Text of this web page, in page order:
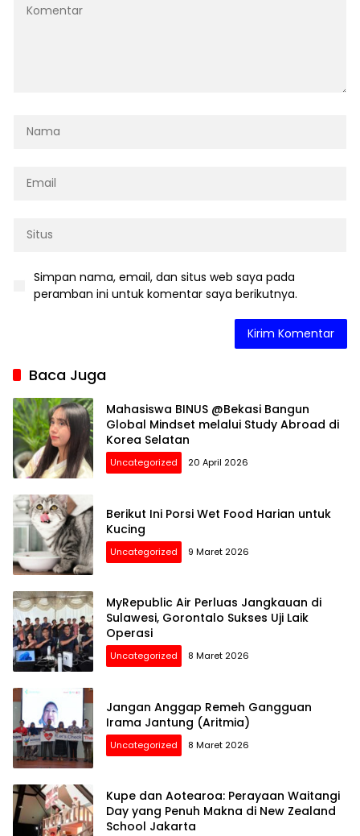
Simpan nama, email, dan situs web saya pada
peramban ini untuk komentar saya berikutnya.
Baca Juga
Mahasiswa BINUS @Bekasi Bangun
Global Mindset melalui Study Abroad di
Korea Selatan
Uncategorized 20 April 2026
Berikut Ini Porsi Wet Food Harian untuk
Kucing
Uncategorized 9 Maret 2026
MyRepublic Air Perluas Jangkauan di
Sulawesi, Gorontalo Sukses Uji Laik
Operasi
Uncategorized 8 Maret 2026
Jangan Anggap Remeh Gangguan
Irama Jantung (Aritmia)
Uncategorized 8 Maret 2026
Kupe dan Aotearoa: Perayaan Waitangi
Day yang Penuh Makna di New Zealand
School Jakarta